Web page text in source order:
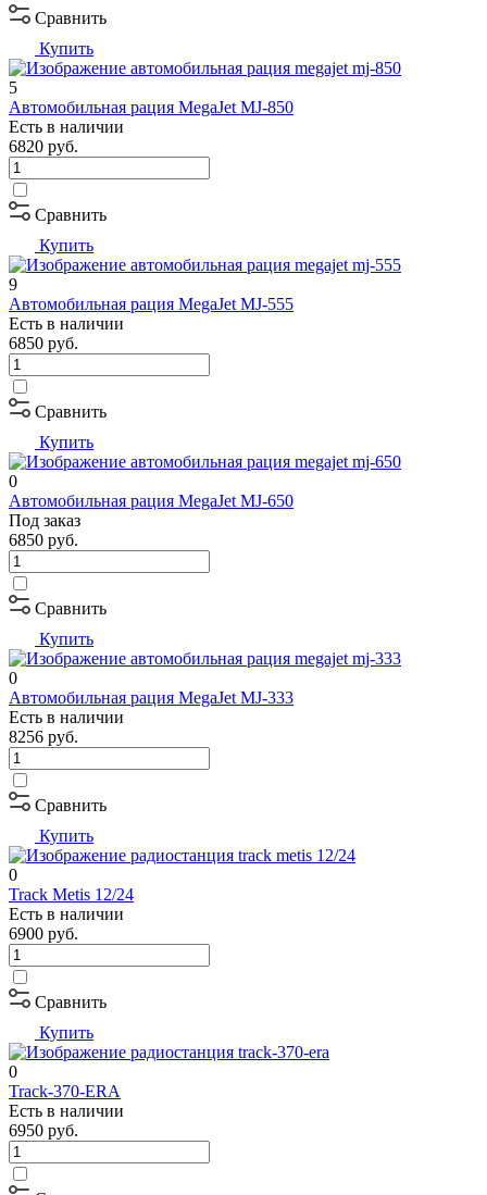
Сравнить
Купить
5
Автомобильная рация MegaJet MJ-850
Есть в наличии
6820 руб.
Сравнить
Купить
9
Автомобильная рация MegaJet MJ-555
Есть в наличии
6850 руб.
Сравнить
Купить
0
Автомобильная рация MegaJet MJ-650
Под заказ
6850 руб.
Сравнить
Купить
0
Автомобильная рация MegaJet MJ-333
Есть в наличии
8256 руб.
Сравнить
Купить
0
Track Metis 12/24
Есть в наличии
6900 руб.
Сравнить
Купить
0
Track-370-ERA
Есть в наличии
6950 руб.